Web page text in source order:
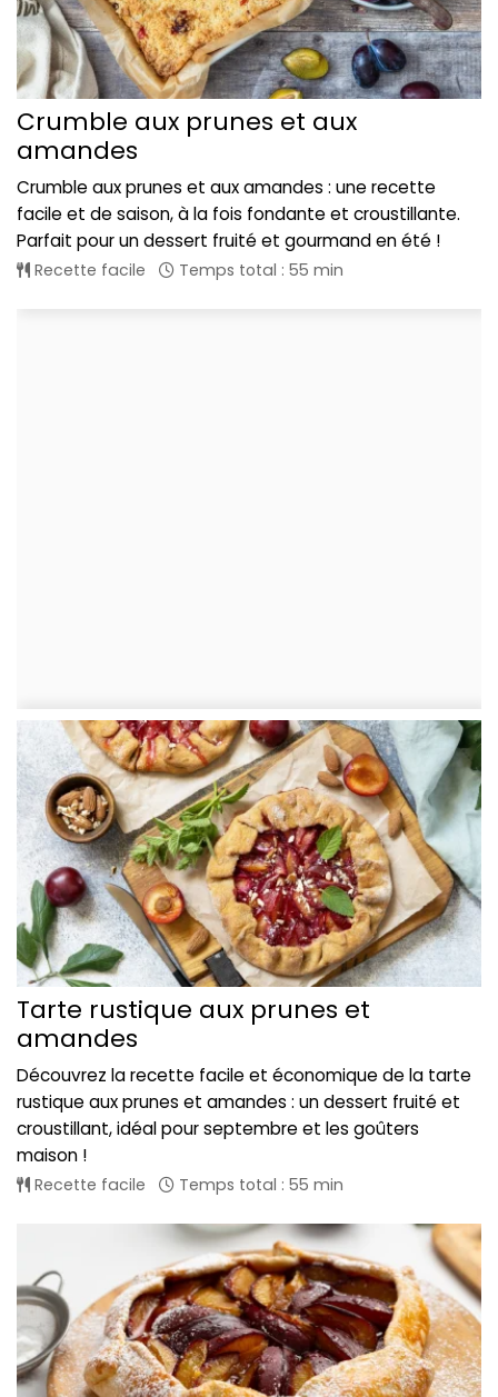
Crumble aux prunes et aux
amandes
Crumble aux prunes et aux amandes : une recette
facile et de saison, à la fois fondante et croustillante.
Parfait pour un dessert fruité et gourmand en été !
Recette facile Temps total : 55 min
Tarte rustique aux prunes et
amandes
Découvrez la recette facile et économique de la tarte
rustique aux prunes et amandes : un dessert fruité et
croustillant, idéal pour septembre et les goûters
maison !
Recette facile Temps total : 55 min